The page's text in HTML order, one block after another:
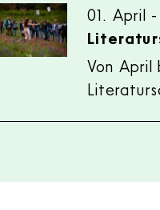
01. April -
Von April